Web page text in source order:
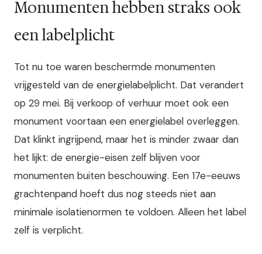
Monumenten hebben straks ook
een labelplicht
Tot nu toe waren beschermde monumenten
vrijgesteld van de energielabelplicht. Dat verandert
op 29 mei. Bij verkoop of verhuur moet ook een
monument voortaan een energielabel overleggen.
Dat klinkt ingrijpend, maar het is minder zwaar dan
het lijkt: de energie-eisen zelf blijven voor
monumenten buiten beschouwing. Een 17e-eeuws
grachtenpand hoeft dus nog steeds niet aan
minimale isolatienormen te voldoen. Alleen het label
zelf is verplicht.